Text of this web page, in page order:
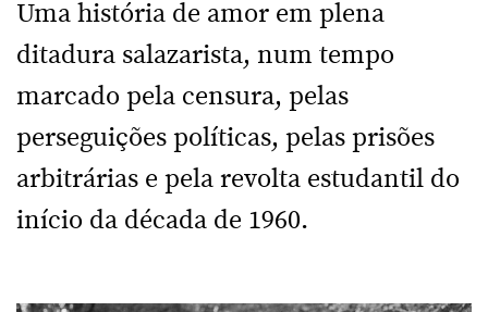
Uma história de amor em plena
ditadura salazarista, num tempo
marcado pela censura, pelas
perseguições políticas, pelas prisões
arbitrárias e pela revolta estudantil do
início da década de 1960.